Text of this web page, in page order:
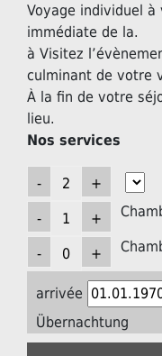
Voyage individuel
immédiate de la.
à Visitez
culminant de votre
À la fin de votre
lieu.
Nos services
arrivée
Übernachtung